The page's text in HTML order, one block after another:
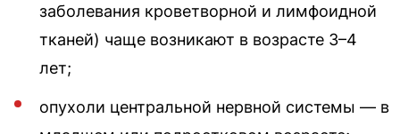
заболевания кроветворной и лимфоидной
тканей) чаще возникают в возрасте 3–4
лет;
опухоли центральной нервной системы — в